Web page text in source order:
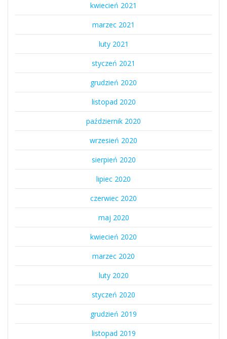
kwiecień 2021
marzec 2021
luty 2021
styczeń 2021
grudzień 2020
listopad 2020
październik 2020
wrzesień 2020
sierpień 2020
lipiec 2020
czerwiec 2020
maj 2020
kwiecień 2020
marzec 2020
luty 2020
styczeń 2020
grudzień 2019
listopad 2019